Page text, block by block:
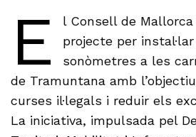
E
l Consell de
projecte per
sonòmetres a les
de Tramuntana amb
curses il·legals i reduir els
La iniciativa, impulsada pel